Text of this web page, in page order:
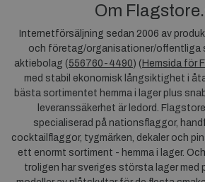
Om
Internetförsäljning sedan 2006 av
och företag/organisationer/offentliga
aktiebolag (556760-4490) ( Hemsida för
med stabil ekonomisk långsiktighet i
bästa sortimentet hemma i lager plus
leveranssäkerhet är ledord.
specialiserad på nationsflaggor,
cocktailflaggor, tygmärken, dekaler och
ett enormt sortiment - hemma i lager.
troligen har sveriges största lager med